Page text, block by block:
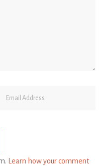
Learn how your comment